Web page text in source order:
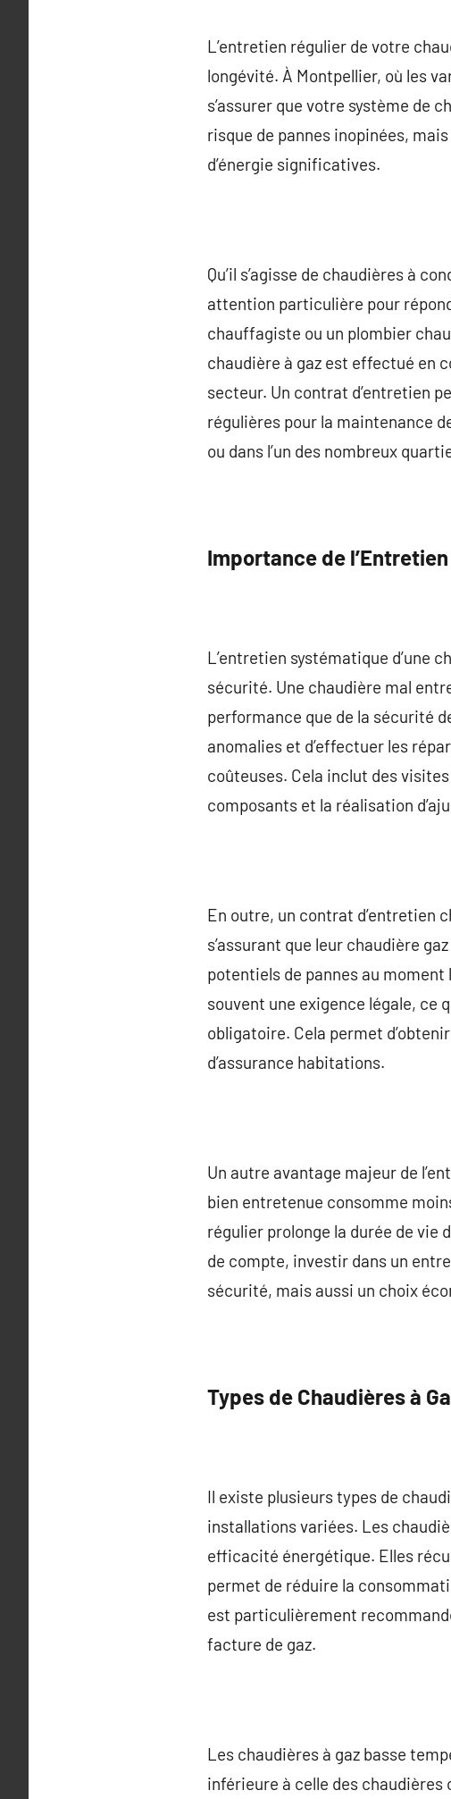
L’entretien régulier de votre
longévité. À Montpellier, où les
s’assurer que votre système de
risque de pannes inopinées,
d’énergie significatives.
Qu’il s’agisse de chaudières à
attention particulière pour
chauffagiste ou un plombier
chaudière à gaz est effectué en
secteur. Un contrat d’entretien
régulières pour la maintenance
ou dans l’un des nombreux
Importance de
L’entretien systématique d’une
sécurité. Une chaudière mal
performance que de la sécurité
anomalies et d’effectuer les
coûteuses. Cela inclut des
composants et la réalisation
En outre, un contrat d’entretien
s’assurant que leur chaudière
potentiels de pannes au
souvent une exigence légale, ce
obligatoire. Cela permet
d’assurance habitations.
Un autre avantage majeur de
bien entretenue consomme
régulier prolonge la durée de vie
de compte, investir dans un
sécurité, mais aussi un choix
Types de Chaudières à
Il existe plusieurs types de
installations variées. Les
efficacité énergétique. Elles
permet de réduire la
est particulièrement
facture de gaz.
Les chaudières à gaz basse
inférieure à celle des